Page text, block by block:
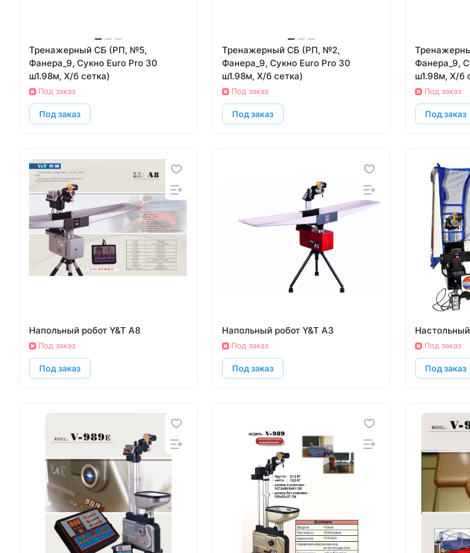
Тренажерный СБ (РП, №5,
Фанера_9, Сукно Euro Pro 30
ш1.98м, Х/б сетка)
Под заказ
Под заказ
Тренажерный СБ (РП, №2,
Фанера_9, Сукно Euro Pro 30
ш1.98м, Х/б сетка)
Под заказ
Под заказ
Тренажерный СБ
Фанера_9,
ш1.98м, Х/б
Под заказ
Под заказ
Напольный робот Y&T A8
Под заказ
Под заказ
Напольный робот Y&T A3
Под заказ
Под заказ
Под заказ
Под заказ